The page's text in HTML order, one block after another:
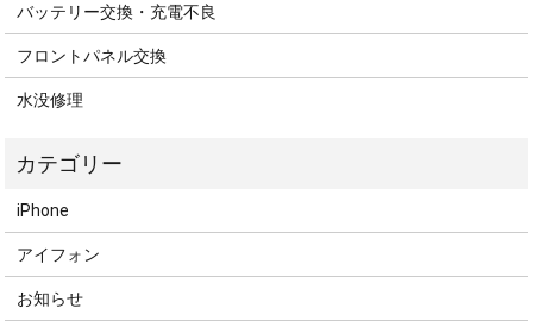
バッテリー交換・充電不良
フロントパネル交換
水没修理
iPhone
アイフォン
お知らせ